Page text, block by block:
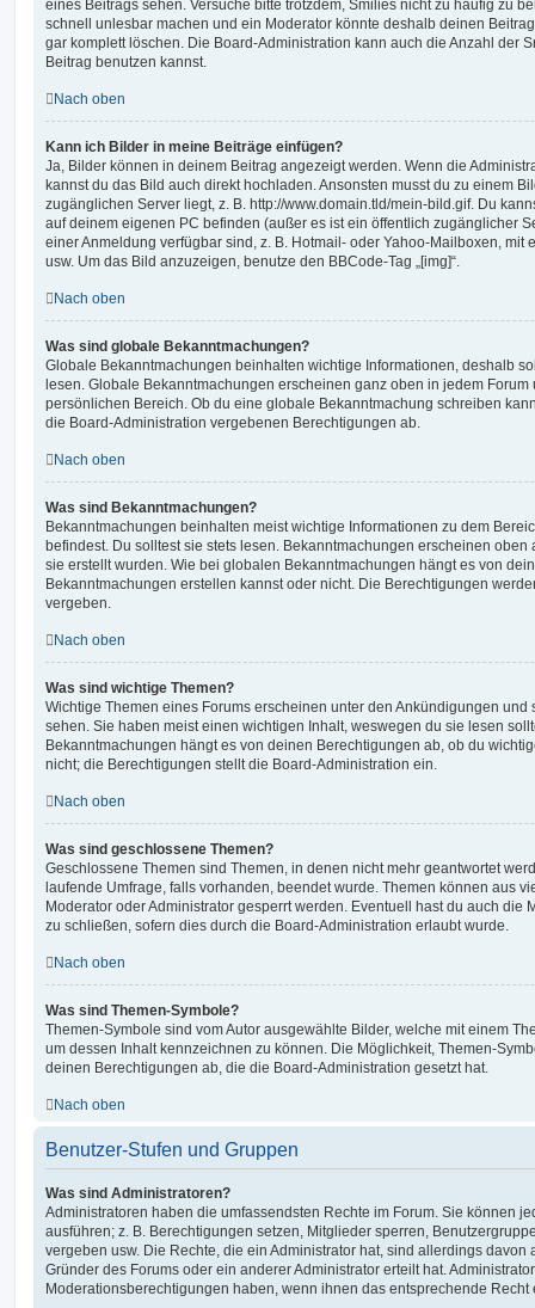
eines Beitrags sehen. Versuche bitte trotzdem, Smilies nicht zu häufig zu
schnell unlesbar machen und ein Moderator könnte deshalb deinen
gar komplett löschen. Die Board-Administration kann auch die Anzahl der
Beitrag benutzen kannst.
Nach oben
Kann ich Bilder in meine Beiträge einfügen?
Ja, Bilder können in deinem Beitrag angezeigt werden. Wenn die
kannst du das Bild auch direkt hochladen. Ansonsten musst du zu einem
zugänglichen Server liegt, z. B. http://www.domain.tld/mein-bild.gif. Du
auf deinem eigenen PC befinden (außer es ist ein öffentlich zugänglicher
einer Anmeldung verfügbar sind, z. B. Hotmail- oder Yahoo-Mailboxen, mit
usw. Um das Bild anzuzeigen, benutze den BBCode-Tag „[img]“.
Nach oben
Was sind globale Bekanntmachungen?
Globale Bekanntmachungen beinhalten wichtige Informationen, deshalb
lesen. Globale Bekanntmachungen erscheinen ganz oben in jedem
persönlichen Bereich. Ob du eine globale Bekanntmachung schreiben
die Board-Administration vergebenen Berechtigungen ab.
Nach oben
Was sind Bekanntmachungen?
Bekanntmachungen beinhalten meist wichtige Informationen zu dem
befindest. Du solltest sie stets lesen. Bekanntmachungen erscheinen oben
sie erstellt wurden. Wie bei globalen Bekanntmachungen hängt es von
Bekanntmachungen erstellen kannst oder nicht. Die Berechtigungen
vergeben.
Nach oben
Was sind wichtige Themen?
Wichtige Themen eines Forums erscheinen unter den Ankündigungen und
sehen. Sie haben meist einen wichtigen Inhalt, weswegen du sie lesen
Bekanntmachungen hängt es von deinen Berechtigungen ab, ob du
nicht; die Berechtigungen stellt die Board-Administration ein.
Nach oben
Was sind geschlossene Themen?
Geschlossene Themen sind Themen, in denen nicht mehr geantwortet
laufende Umfrage, falls vorhanden, beendet wurde. Themen können aus
Moderator oder Administrator gesperrt werden. Eventuell hast du auch die
zu schließen, sofern dies durch die Board-Administration erlaubt wurde.
Nach oben
Was sind Themen-Symbole?
Themen-Symbole sind vom Autor ausgewählte Bilder, welche mit einem
um dessen Inhalt kennzeichnen zu können. Die Möglichkeit, Themen-
deinen Berechtigungen ab, die die Board-Administration gesetzt hat.
Nach oben
Benutzer-Stufen und Gruppen
Was sind Administratoren?
Administratoren haben die umfassendsten Rechte im Forum. Sie können
ausführen; z. B. Berechtigungen setzen, Mitglieder sperren,
vergeben usw. Die Rechte, die ein Administrator hat, sind allerdings
Gründer des Forums oder ein anderer Administrator erteilt hat.
Moderationsberechtigungen haben, wenn ihnen das entsprechende Recht